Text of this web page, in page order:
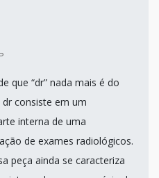
que “dr” nada mais é do
consiste em um
interna de uma
de exames radiológicos.
peça ainda se caracteriza